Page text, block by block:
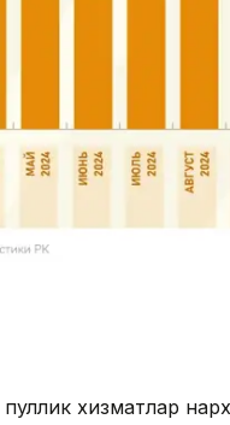
хизматлар